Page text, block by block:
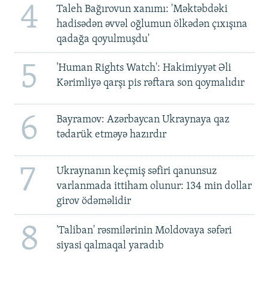
4
Taleh Bağırovun xanımı: 'Məktəbdəki
hadisədən əvvəl oğlumun ölkədən çıxışına
qadağa qoyulmuşdu'
5
'Human Rights Watch': Hakimiyyət Əli
Kərimliyə qarşı pis rəftara son qoymalıdır
6
Bayramov: Azərbaycan Ukraynaya qaz
tədarük etməyə hazırdır
7
Ukraynanın keçmiş səfiri qanunsuz
varlanmada ittiham olunur: 134 min dollar
girov ödəməlidir
8
'Taliban' rəsmilərinin Moldovaya səfəri
siyasi qalmaqal yaradıb